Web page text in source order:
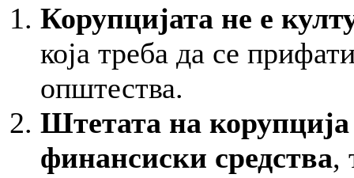
Корупцијата не е
која треба да се
општества.
Штетата на
финансиски средства,